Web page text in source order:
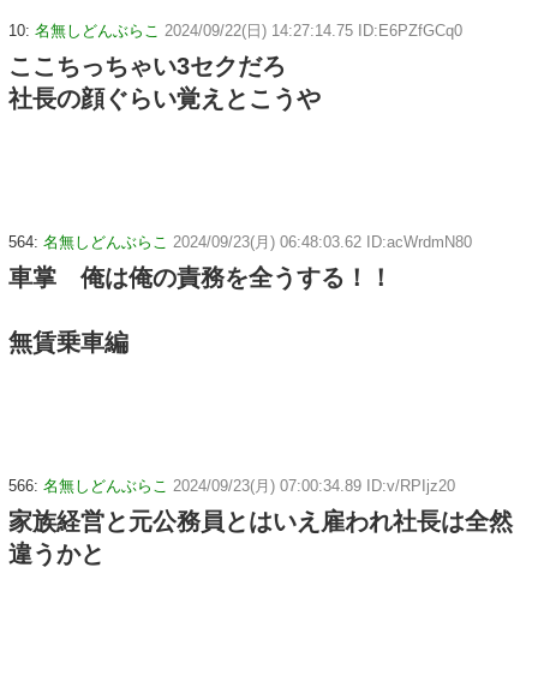
10: 名無しどんぶらこ 2024/09/22(日) 14:27:14.75 ID:E6PZfGCq0
ここちっちゃい3セクだろ
社長の顔ぐらい覚えとこうや
564: 名無しどんぶらこ 2024/09/23(月) 06:48:03.62 ID:acWrdmN80
車掌 俺は俺の責務を全うする！！
無賃乗車編
566: 名無しどんぶらこ 2024/09/23(月) 07:00:34.89 ID:v/RPIjz20
家族経営と元公務員とはいえ雇われ社長は全然
違うかと